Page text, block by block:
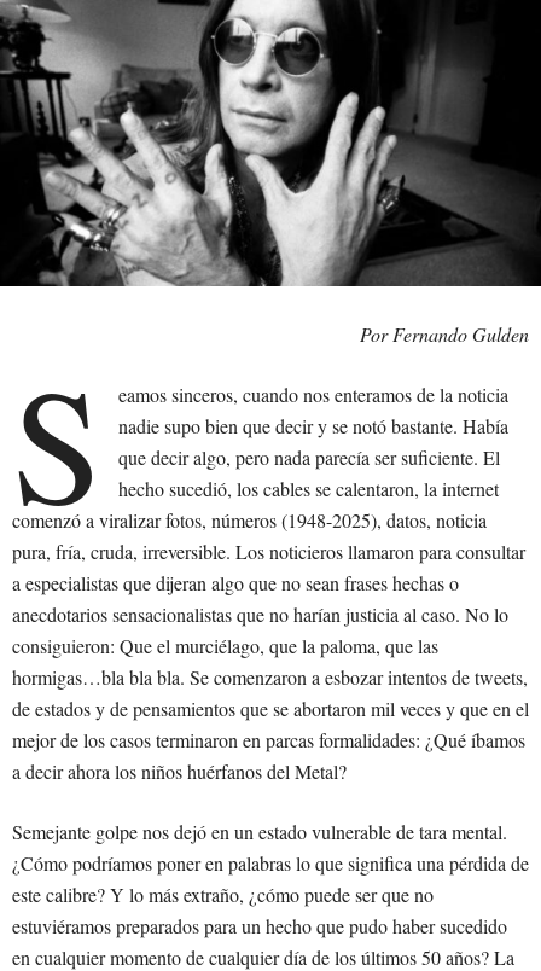
Por Fernando Gulden
S
eamos sinceros, cuando nos enteramos de la noticia
nadie supo bien que decir y se notó bastante. Había
que decir algo, pero nada parecía ser suficiente. El
hecho sucedió, los cables se calentaron, la internet
comenzó a viralizar fotos, números (1948-2025), datos, noticia
pura, fría, cruda, irreversible. Los noticieros llamaron para consultar
a especialistas que dijeran algo que no sean frases hechas o
anecdotarios sensacionalistas que no harían justicia al caso. No lo
consiguieron: Que el murciélago, que la paloma, que las
hormigas…bla bla bla. Se comenzaron a esbozar intentos de tweets,
de estados y de pensamientos que se abortaron mil veces y que en el
mejor de los casos terminaron en parcas formalidades: ¿Qué íbamos
a decir ahora los niños huérfanos del Metal?
Semejante golpe nos dejó en un estado vulnerable de tara mental.
¿Cómo podríamos poner en palabras lo que significa una pérdida de
este calibre? Y lo más extraño, ¿cómo puede ser que no
estuviéramos preparados para un hecho que pudo haber sucedido
en cualquier momento de cualquier día de los últimos 50 años? La